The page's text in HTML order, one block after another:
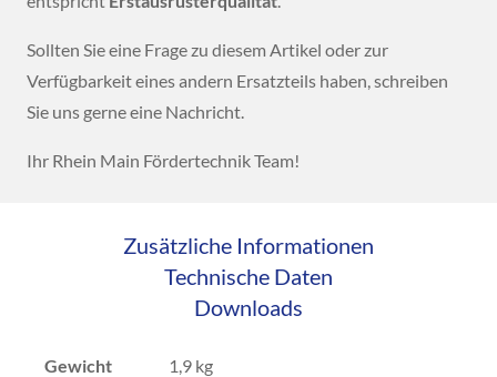
Sollten Sie eine Frage zu diesem Artikel oder zur
Verfügbarkeit eines andern Ersatzteils haben, schreiben
Sie uns gerne eine Nachricht.
Ihr Rhein Main Fördertechnik Team!
Zusätzliche Informationen
Technische Daten
Downloads
Gewicht 1,9 kg